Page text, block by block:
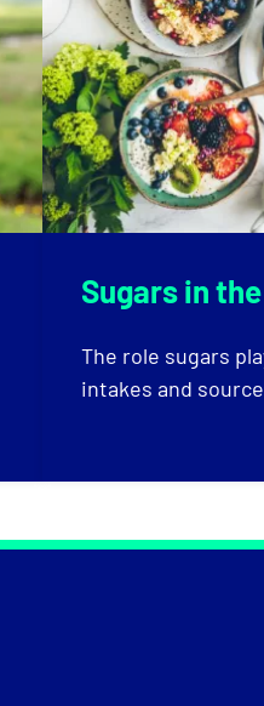
Sugars in
The role sugars
intakes and